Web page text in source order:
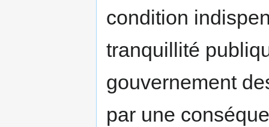
condition
tranquillité
gouvernement
par une